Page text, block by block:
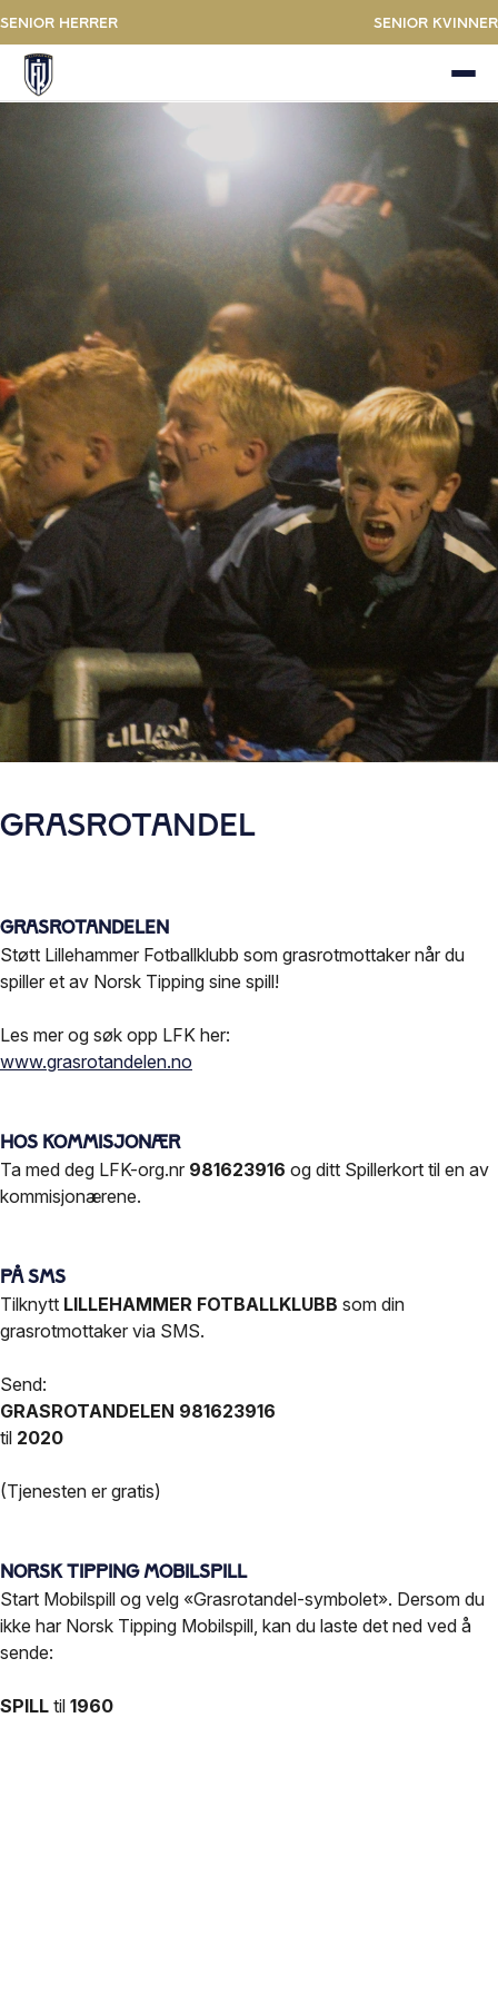
Senior Herrer Senior kvinner
Grasrotandel
Grasrotandelen
Støtt Lillehammer Fotballklubb som grasrotmottaker når du
spiller et av Norsk Tipping sine spill!
Les mer og søk opp LFK her:
www.grasrotandelen.no
Hos kommisjonær
Ta med deg LFK-org.nr 981623916 og ditt Spillerkort til en av
kommisjonærene.
På SMS
Tilknytt LILLEHAMMER FOTBALLKLUBB som din
grasrotmottaker via SMS.
Send:
GRASROTANDELEN 981623916
til 2020
(Tjenesten er gratis)
Norsk Tipping Mobilspill
Start Mobilspill og velg «Grasrotandel-symbolet». Dersom du
ikke har Norsk Tipping Mobilspill, kan du laste det ned ved å
sende:
SPILL til 1960